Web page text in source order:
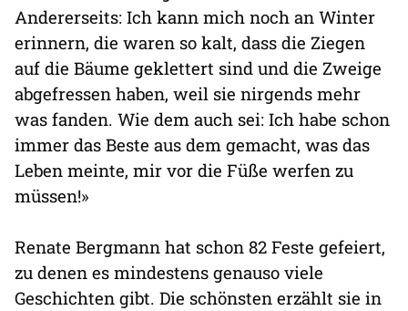
Andererseits: Ich kann mich noch an Winter
erinnern, die waren so kalt, dass die Ziegen
auf die Bäume geklettert sind und die Zweige
abgefressen haben, weil sie nirgends mehr
was fanden. Wie dem auch sei: Ich habe schon
immer das Beste aus dem gemacht, was das
Leben meinte, mir vor die Füße werfen zu
müssen!»
Renate Bergmann hat schon 82 Feste gefeiert,
zu denen es mindestens genauso viele
Geschichten gibt. Die schönsten erzählt sie in